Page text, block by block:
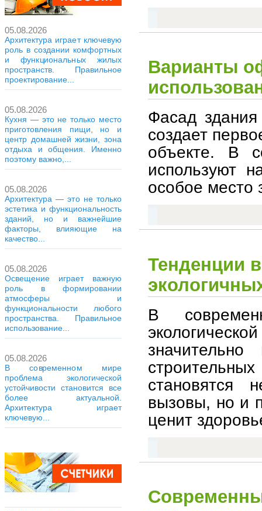
05.08.2026
Архитектура играет ключевую
роль в создании комфортных
и функциональных жилых
пространств. Правильное
проектирование...
05.08.2026
Кухня — это не только место
приготовления пищи, но и
центр домашней жизни, зона
отдыха и общения. Именно
поэтому важно,...
05.08.2026
Архитектура — это не только
эстетика и функциональность
зданий, но и важнейшие
факторы, влияющие на
качество...
05.08.2026
Освещение играет важную
роль в формировании
атмосферы и
функциональности любого
пространства. Правильное
использование...
05.08.2026
В современном мире
проблема экологической
устойчивости становится все
более актуальной.
Архитектура играет
ключевую...
Варианты
Фасад
создает
объекте. В
используют
особое место
Тенденции
В
становятся
вызовы, но и
ценит